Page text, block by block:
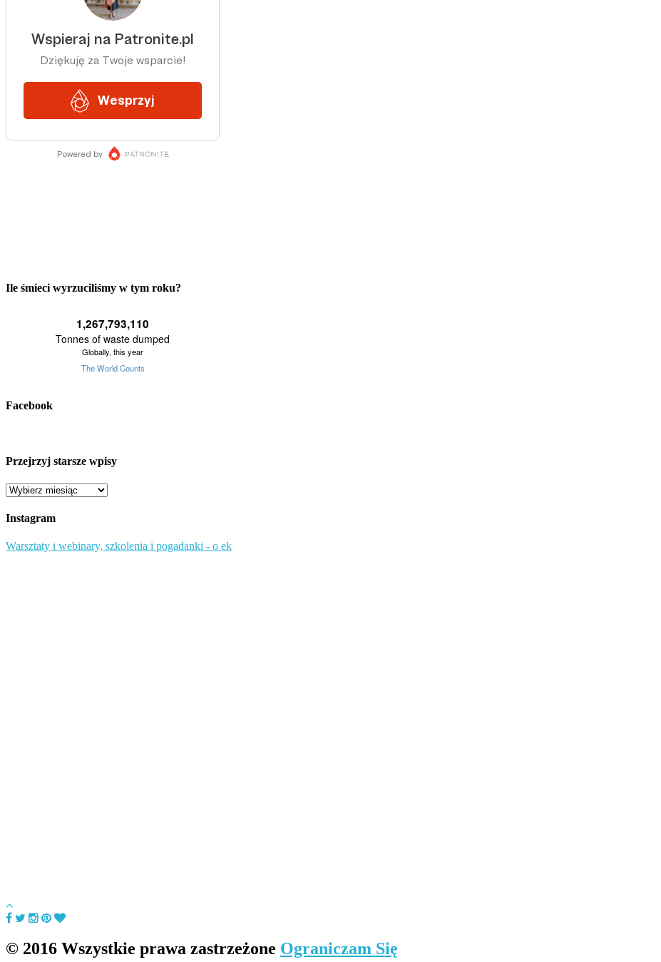
Ile śmieci wyrzuciliśmy w tym roku?
Facebook
Przejrzyj starsze wpisy
Przejrzyj
wpisy
Instagram
Warsztaty i webinary, szkolenia i pogadanki - o ek
© 2016 Wszystkie prawa zastrzeżone Ograniczam Się